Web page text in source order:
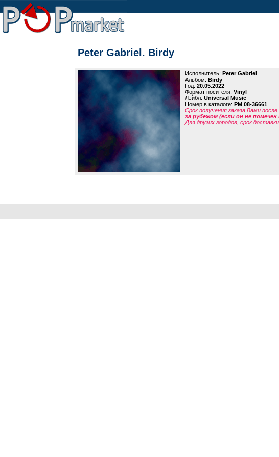
Peter Gabriel. Birdy
Исполнитель: Peter Gabriel
Альбом: Birdy
Год: 20.05.2022
Формат носителя: Vinyl
Лэйбл: Universal Music
Номер в каталоге: PM 08-36661
Срок получения заказа Вами
за рубежом (если он не
Для других городов, срок